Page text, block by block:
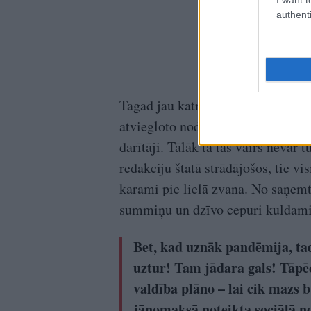
Tagad jau katrs kurpnieks
atviegloto nodokļu režīmu,
darītāji. Tālāk tā tas vairs nevar
redakciju štatā strādājošos, tie
karami pie lielā zvana. No
summiņu un dzīvo cepuri
Bet, kad uznāk pandēmija,
uztur! Tam jādara gals!
valdība plāno – lai cik mazs